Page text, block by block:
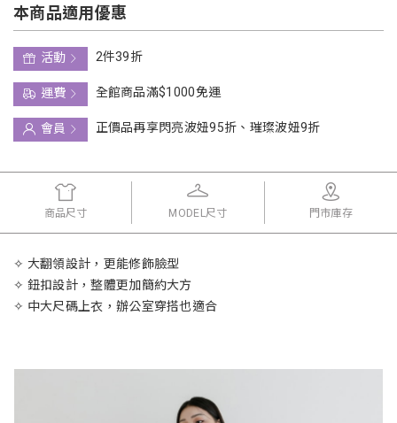
本商品適用優惠
活動
2件39折
運費
全館商品滿$1000免運
會員
正價品再享閃亮波妞95折、璀璨波妞9折
商品尺寸 MODEL尺寸 門市庫存
✧ 大翻領設計，更能修飾臉型
✧ 鈕扣設計，整體更加簡約大方
✧ 中大尺碼上衣，辦公室穿搭也適合